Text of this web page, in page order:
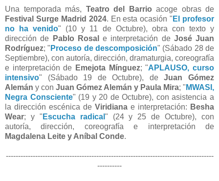
Una temporada más, Teatro del Barrio acoge obras de
Festival Surge Madrid 2024. En esta ocasión " El profesor
no ha venido" (10 y 11 de Octubre), obra con texto y
dirección de
Pablo Rosal e interpretación de José Juan
Rodríguez; " Proceso de descomposición" (Sábado 28 de
Septiembre), con autoría, dirección, dramaturgia, coreografía
e interpretación de Emejota Mínguez; "APLAUSO, curso
intensivo" (Sábado 19 de Octubre), deJuan Gómez
Alemán y con Juan Gómez Alemán y Paula Mira; " MWASI,
Negra Consciente" (19 y 20 de Octubre), con asistencia a
la dirección escénica de Viridiana e interpretación: Besha
Wear; y " Escucha radical " (24 y 25 de Octubre), con
autoría, dirección, coreografía e interpretación de
Magdalena Leite y Aníbal Conde.
-------------------------------------------------------------------------------------
----------